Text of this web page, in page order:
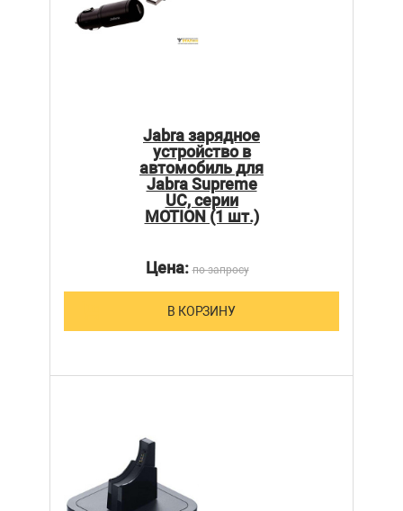
Jabra зарядное
устройство в
автомобиль для
Jabra Supreme
UC, серии
MOTION (1 шт.)
Цена:по запросу
В КОРЗИНУ